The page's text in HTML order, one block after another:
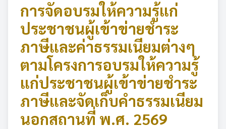
การจัดอบรมให้ความรู้แก่
ประชาชนผู้เข้าข่ายชำระ
ภาษีและค่าธรรมเนียมต่างๆ
ตามโครงการอบรมให้ความรู้
แก่ประชาชนผู้เข้าข่ายชำระ
ภาษีและจัดเก็บคำธรรมเนียม
นอกสถานที่ พ.ศ. 2569